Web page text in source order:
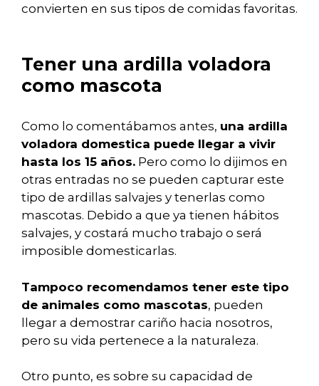
convierten en sus tipos de comidas favoritas.
Tener una ardilla voladora
como mascota
Como lo comentábamos antes, una ardilla
voladora domestica puede llegar a vivir
hasta los 15 años. Pero como lo dijimos en
otras entradas no se pueden capturar este
tipo de ardillas salvajes y tenerlas como
mascotas. Debido a que ya tienen hábitos
salvajes, y costará mucho trabajo o será
imposible domesticarlas.
Tampoco recomendamos tener este tipo
de animales como mascotas, pueden
llegar a demostrar cariño hacia nosotros,
pero su vida pertenece a la naturaleza.
Otro punto, es sobre su capacidad de